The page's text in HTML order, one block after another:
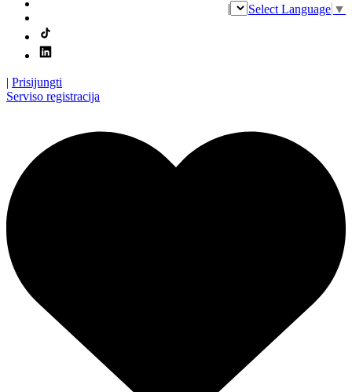
| Prisijungti
| Select Language ▼
Serviso registracija